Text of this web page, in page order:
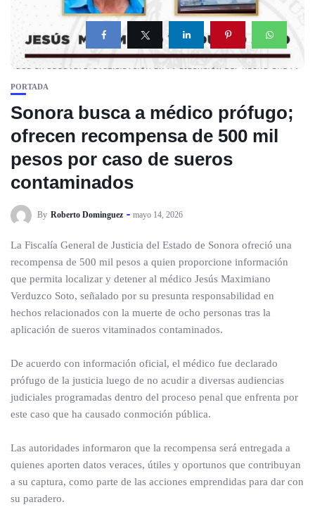
PORTADA
Sonora busca a médico prófugo;
ofrecen recompensa de 500 mil
pesos por caso de sueros
contaminados
By Roberto Dominguez mayo 14, 2026
La Fiscalía General de Justicia del Estado de Sonora ofreció una
recompensa de 500 mil pesos a quien proporcione información
que permita localizar y detener al médico Jesús Maximiano
Verduzco Soto, señalado por su presunta responsabilidad en
hechos relacionados con la muerte de ocho personas tras la
aplicación de sueros vitaminados contaminados.
De acuerdo con información oficial, el médico fue declarado
prófugo de la justicia luego de no acudir a diversas audiencias
judiciales programadas dentro del proceso penal que enfrenta por
este caso que ha causado conmoción pública.
Las autoridades informaron que la recompensa será entregada a
quienes aporten datos veraces, útiles y oportunos que contribuyan
a su captura, como parte de las acciones emprendidas para dar con
su paradero.